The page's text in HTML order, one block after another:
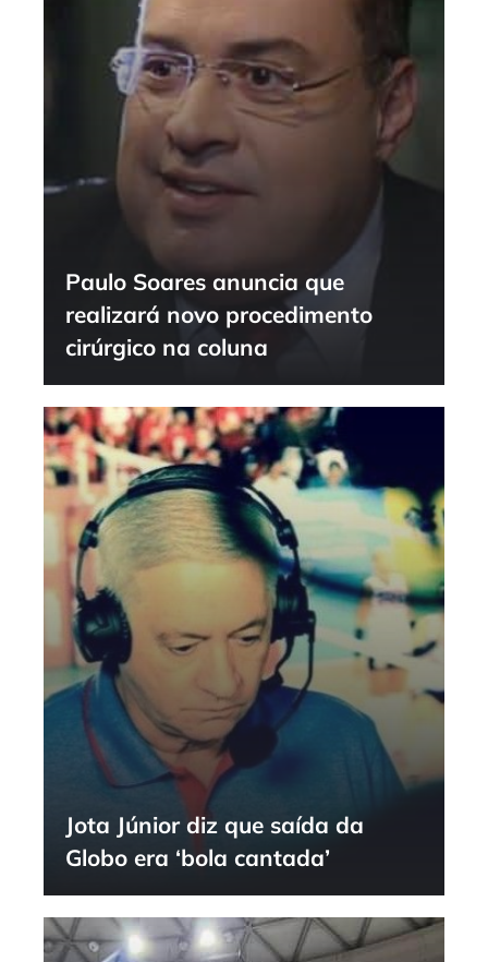
Paulo Soares anuncia que
realizará novo procedimento
cirúrgico na coluna
Jota Júnior diz que saída da
Globo era ‘bola cantada’